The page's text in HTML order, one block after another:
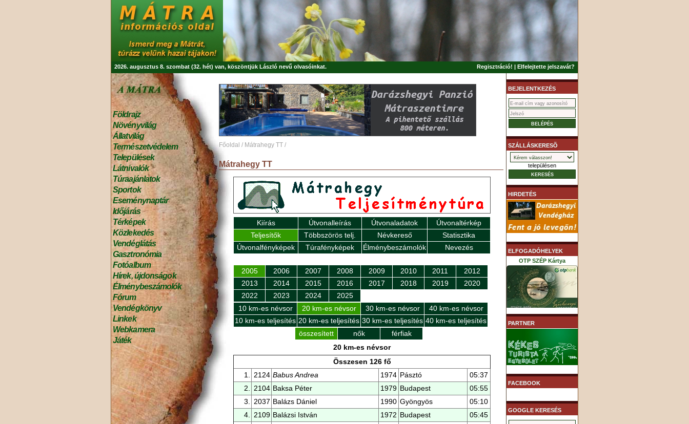
2026. augusztus 8. szombat (32. hét) van, köszöntjük László nevű olvasóinkat. Regisztráció! | Elfelejtette jelszavát?
Földrajz
Növényvilág
Állatvilág
Természetvédelem
Települések
Látnivalók
Túraajánlatok
Sportok
Eseménynaptár
Időjárás
Térképek
Közlekedés
Vendéglátás
Gasztronómia
Fotóalbum
Hírek, újdonságok
Élménybeszámolók
Fórum
Vendégkönyv
Linkek
Webkamera
Játék
Főoldal / Mátrahegy TT /
Mátrahegy TT
Kiírás Útvonalleírás Útvonaladatok
Útvonaltérkép
Teljesítők
Többszörös telj. Névkereső
Statisztika
Útvonalfényképek
Túrafényképek Élménybeszámolók Nevezés
2005 2006 2007 2008 2009 2010 2011
2012
2013
2014 2015 2016 2017 2018 2019
2020
2022
2023 2024
2025
10 km-es névsor
20 km-es névsor 30 km-es névsor
40 km-es névsor
10 km-es teljesítés 20 km-es teljesítés 30 km-es teljesítés 40 km-es teljesítés
összesített
nők
férfiak
20 km-es névsor
Összesen 126 fő
1.
2124 Babus Andrea 1974 Pásztó
05:37
2.
2104 Baksa Péter 1979 Budapest
05:55
3.
2037 Balázs Dániel 1990 Gyöngyös
05:10
4.
2109 Balázsi István 1972 Budapest
05:45
BEJELENTKEZÉS
SZÁLLÁSKERESÕ
településen
HIRDETÉS
ELFOGADÓHELYEK
OTP SZÉP Kártya
K&H SZÉP Kártya
PARTNER
FACEBOOK
GOOGLE KERESÉS